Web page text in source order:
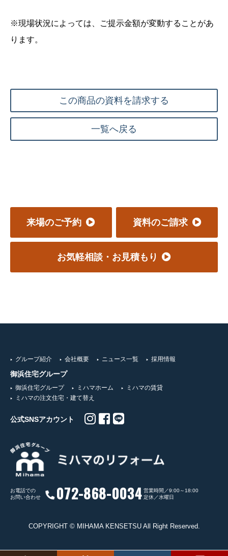
※現場状況によっては、ご提示金額が変動することがあ
ります。
この商品の資料を請求する
一覧へ戻る
来場のご予約
お気軽相談・お見積もり
資料のご請求
グループ紹介 会社概要 ニュース一覧 採用情報
御浜住宅グループ
御浜住宅グループ ミハマホーム
ミハマの賃貸
ミハマの注文住宅・建て替え
公式SNSアカウント
お電話での
お問い合わせ
072-868-0034 営業時間／9:00～18:00
定休／水曜日
COPYRIGHT © MIHAMA KENSETSU All Right Reserved.